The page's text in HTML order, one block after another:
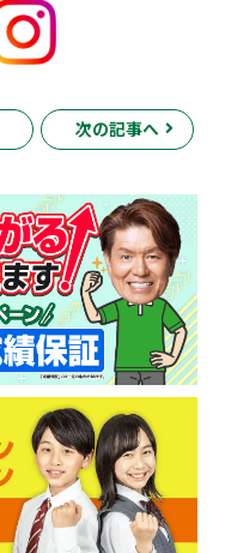
次の記事へ